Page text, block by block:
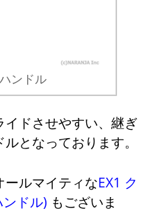
ンドル
ドさせやすい、継ぎ
となっております。
ールマイティなEX1 ク
ドル) もございま